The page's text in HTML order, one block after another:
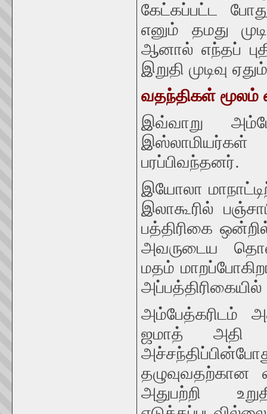
கேட்கப்பட்ட
எனும் தமது
ஆனால் எந்தப்
இறுதி முடிவு
வதந்திகள் மூலம்
இவ்வாறு
பரப்பிவந்தனர்.
இயோலா
இலாகூரில்
பத்திரிகை
அவருடைய
மதம்
அப்பத்திரிகையில்
அம்பேத்கரிடம்
ஜமாத் அதி
தழுவுவதற்கான
அதுபற்றி